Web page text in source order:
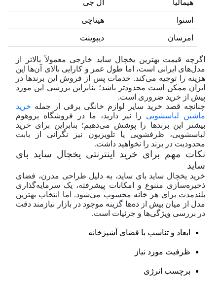
هیمالیا ال جی
اسنوا هیتاچی
امرسان دیپوینت
اگرچه قیمت بهترین یخچال ساید خارجی معمولاً بالاتر از
مدل‌های ایرانی است، اما طول عمر و کارایی بالای آن‌ها این
هزینه را توجیه می‌کند. خدمات پس از فروش این برندها در
ایران ممکن است محدودتر باشد؛ بنابراین بررسی این مورد
پیش از خرید ضروری است.
چنانچه قصد خرید سایر لوازم خانگی برقی از جمله خرید
ماشین لباسشویی را نیز دارید، ما در فروشگاه پروهوم
بیشتر این برندها را پوشش می‌دهیم؛ بنابراین برای خرید
لباسشویی، ظرفشویی یا تلویزیون نیز نگرانی از بابت
محدودیت در برند را نخواهید داشت.
نکات مهم برای خرید اینترنتی یخچال ساید بای
ساید
خرید یخچال ساید بای ساید، به دلیل طراحی مدرن، فضای
ذخیره‌سازی متنوع و امکانات پیشرفته، یک سرمایه‌گذاری
بلندمدت برای هر خانه محسوب می‌شود. اما انتخاب بهترین
مدل از میان بیش از ده‌ها گزینه موجود در بازار نیازمند دقت
در بررسی ویژگی‌ها و جزئیات است.
ابعاد و تناسب با فضای آشپزخانه
ظرفیت مورد نیاز
برچسب انرژی